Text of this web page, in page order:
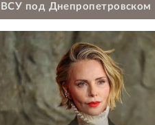
ВСУ под Днепропетровском